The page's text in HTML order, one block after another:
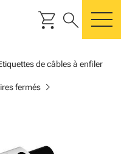
shopping_cart search
de câbles à enfiler
ferméschevron_right